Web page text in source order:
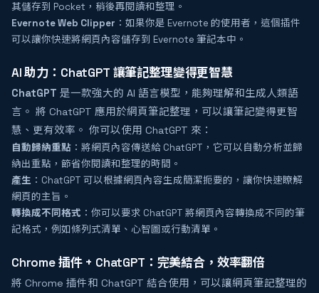
其儲存到 Pocket，稍後再閱讀和整理。
Evernote Web Clipper ：如果你是 Evernote 的使用者，這個插件
可以讓你快速將網頁內容儲存到 Evernote 筆記本中。
AI 助力：ChatGPT 讓筆記整理變得更智慧
ChatGPT 是一款強大的 AI 語言模型，能夠理解和生成人類語
言。 將 ChatGPT 應用於網頁筆記整理，可以讓筆記變得更智
慧、更有效率。 你可以使用 ChatGPT 來：
自動歸納重點 ：將網頁內容傳送給 ChatGPT，它可以自動分析並歸
納出重點，節省你閱讀和整理的時間。
產生 ：ChatGPT 可以根據網頁內容生成簡潔扼要的，讓你快速瞭解
網頁的主旨。
轉換成不同格式 ：你可以要求 ChatGPT 將網頁內容轉換成不同的筆
記格式，例如條列式清單、心智圖或行動清單。
Chrome 插件 + ChatGPT：完美結合，效率翻倍
將 Chrome 插件和 ChatGPT 結合使用，可以讓網頁筆記整理的